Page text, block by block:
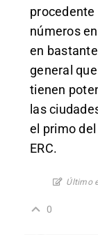
procedente
números
en
general
tienen
las
el primo
ERC.
Último
0